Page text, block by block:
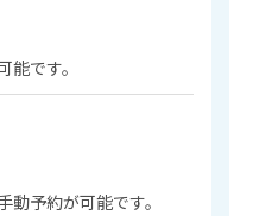
です。
動予約が可能です。